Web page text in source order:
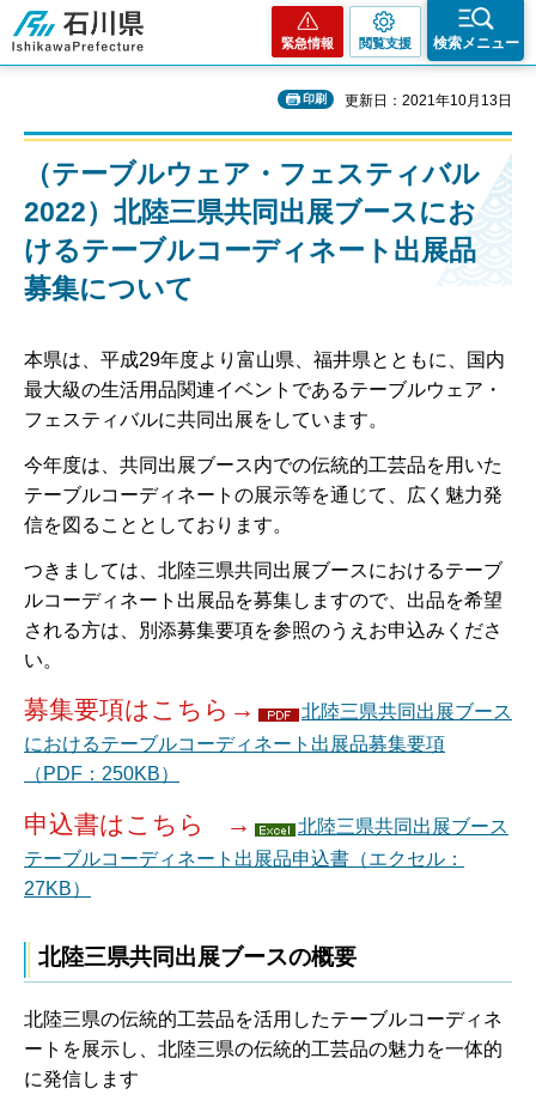
石川県
緊急情報 閲覧支援 検索メニュー
印刷 更新日：2021年10月13日
（テーブルウェア・フェスティバル
2022）北陸三県共同出展ブースにお
けるテーブルコーディネート出展品
募集について
本県は、平成29年度より富山県、福井県とともに、国内
最大級の生活用品関連イベントであるテーブルウェア・
フェスティバルに共同出展をしています。
今年度は、共同出展ブース内での伝統的工芸品を用いた
テーブルコーディネートの展示等を通じて、広く魅力発
信を図ることとしております。
つきましては、北陸三県共同出展ブースにおけるテーブ
ルコーディネート出展品を募集しますので、出品を希望
される方は、別添募集要項を参照のうえお申込みくださ
い。
募集要項はこちら→
北陸三県共同出展ブース
におけるテーブルコーディネート出展品募集要項
（PDF：250KB）
申込書はこちら →
北陸三県共同出展ブース
テーブルコーディネート出展品申込書（エクセル：
27KB）
北陸三県共同出展ブースの概要
北陸三県の伝統的工芸品を活用したテーブルコーディネ
ートを展示し、北陸三県の伝統的工芸品の魅力を一体的
に発信します